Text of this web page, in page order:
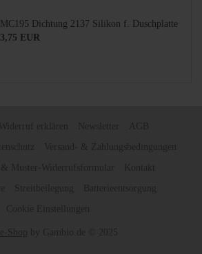
MC195 Dichtung 2137 Silikon f. Duschplatte
3,75 EUR